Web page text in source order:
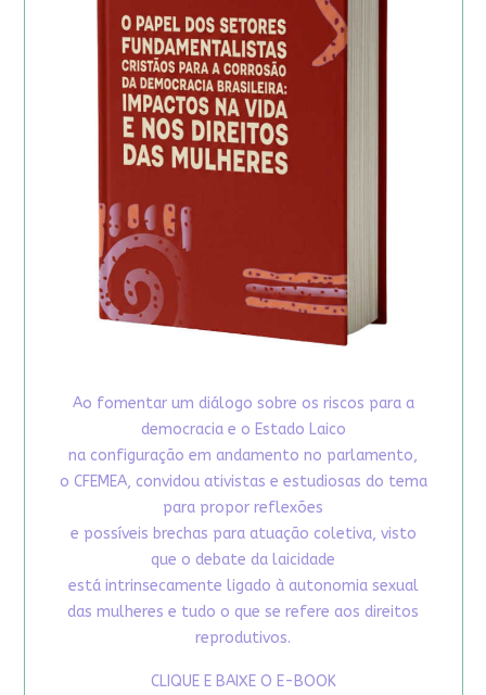
Ao fomentar um diálogo sobre os riscos para a
democracia e o Estado Laico
na configuração em andamento no parlamento,
o CFEMEA, convidou ativistas e estudiosas do tema
para propor reflexões
e possíveis brechas para atuação coletiva, visto
que o debate da laicidade
está intrinsecamente ligado à autonomia sexual
das mulheres e tudo o que se refere aos direitos
reprodutivos.
CLIQUE E BAIXE O E-BOOK